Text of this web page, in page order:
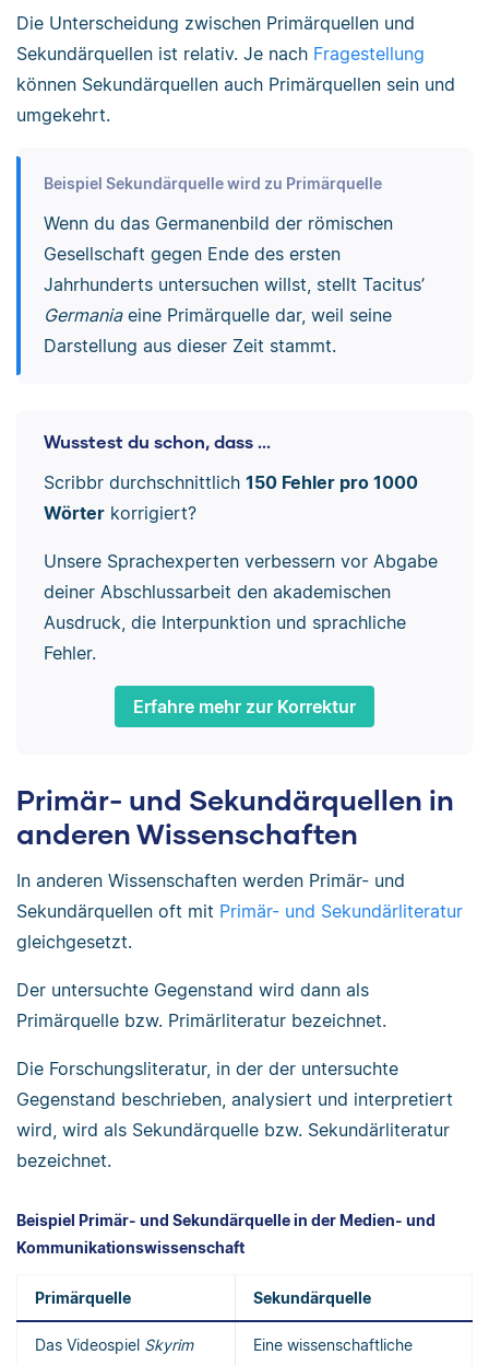
Die Unterscheidung zwischen Primärquellen und
Sekundärquellen ist relativ. Je nach Fragestellung
können Sekundärquellen auch Primärquellen sein und
umgekehrt.
Beispiel Sekundärquelle wird zu Primärquelle
Wenn du das Germanenbild der römischen
Gesellschaft gegen Ende des ersten
Jahrhunderts untersuchen willst, stellt Tacitus’
Germaniaeine Primärquelle dar, weil seine
Darstellung aus dieser Zeit stammt.
Wusstest du schon, dass ...
Scribbr durchschnittlich 150 Fehler pro 1000
Wörterkorrigiert?
Unsere Sprachexperten verbessern vor Abgabe
deiner Abschlussarbeit den akademischen
Ausdruck, die Interpunktion und sprachliche
Fehler.
Erfahre mehr zur Korrektur
Primär- und Sekundärquellen in
anderen Wissenschaften
In anderen Wissenschaften werden Primär- und
Sekundärquellen oft mit Primär- und Sekundärliteratur
gleichgesetzt.
Der untersuchte Gegenstand wird dann als
Primärquelle bzw. Primärliteratur bezeichnet.
Die Forschungsliteratur, in der der untersuchte
Gegenstand beschrieben, analysiert und interpretiert
wird, wird als Sekundärquelle bzw. Sekundärliteratur
bezeichnet.
Beispiel Primär- und Sekundärquelle in der Medien- und
Kommunikationswissenschaft
Primärquelle Sekundärquelle
Das Videospiel Skyrim
Eine wissenschaftliche